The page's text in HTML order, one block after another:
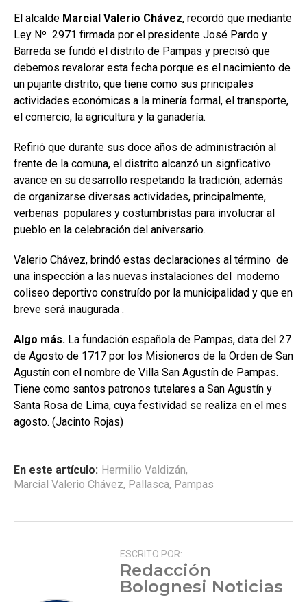
El alcalde Marcial Valerio Chávez, recordó que mediante
Ley Nº 2971 firmada por el presidente José Pardo y
Barreda se fundó el distrito de Pampas y precisó que
debemos revalorar esta fecha porque es el nacimiento de
un pujante distrito, que tiene como sus principales
actividades económicas a la minería formal, el transporte,
el comercio, la agricultura y la ganadería.
Refirió que durante sus doce años de administración al
frente de la comuna, el distrito alcanzó un signficativo
avance en su desarrollo respetando la tradición, además
de organizarse diversas actividades, principalmente,
verbenas populares y costumbristas para involucrar al
pueblo en la celebración del aniversario.
Valerio Chávez, brindó estas declaraciones al término de
una inspección a las nuevas instalaciones del moderno
coliseo deportivo construído por la municipalidad y que en
breve será inaugurada .
Algo más. La fundación española de Pampas, data del 27
de Agosto de 1717 por los Misioneros de la Orden de San
Agustín con el nombre de Villa San Agustín de Pampas.
Tiene como santos patronos tutelares a San Agustín y
Santa Rosa de Lima, cuya festividad se realiza en el mes
agosto. (Jacinto Rojas)
En este artículo: Hermilio Valdizán,
Marcial Valerio Chávez, Pallasca, Pampas
ESCRITO POR:
Redacción
Bolognesi Noticias